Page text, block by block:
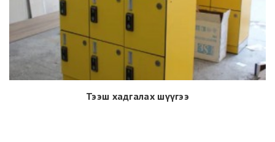
ДэлгэрэнгүйТээш хадгалах шүүгээ